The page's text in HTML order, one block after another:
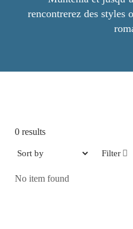
rencontrerez des styles
0 results
Filter
No item found